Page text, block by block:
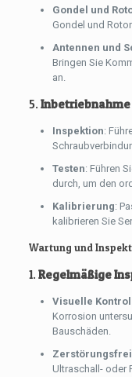
Gondel und
Gondel und
Antennen und
Bringen Sie
an.
5. Inbetriebnahme
Inspektion:
Testen: Führen
durch, um den
Kalibrierung:
kalibrieren Sie
Wartung und
1. Regelmäßige
Visuelle
Korrosion
Bauschäden.
Ultraschall- oder